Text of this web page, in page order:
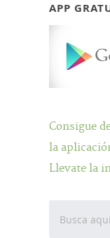
APP
Consigue
la
Llevate la